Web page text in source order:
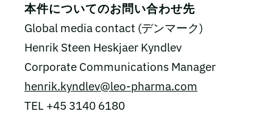
本件についてのお問い合わせ先
Global media contact (デンマーク)
Henrik Steen Heskjaer Kyndlev
Corporate Communications Manager
henrik.kyndlev@leo-pharma.com
TEL +45 3140 6180